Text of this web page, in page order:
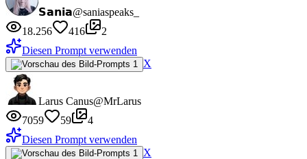
𝗦𝗮𝗻𝗶𝗮@saniaspeaks_
18.256
416
2
Diesen Prompt verwenden
X
Larus Canus@MrLarus
7059
59
4
Diesen Prompt verwenden
X